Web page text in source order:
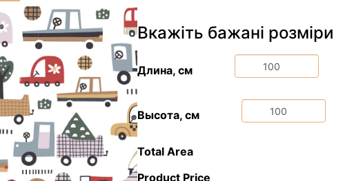
Вкажіть бажані розміри
Длина, см
Высота, см
Total Area
Product Price